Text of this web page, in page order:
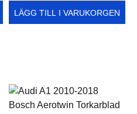
LÄGG TILL I VARUKORGEN